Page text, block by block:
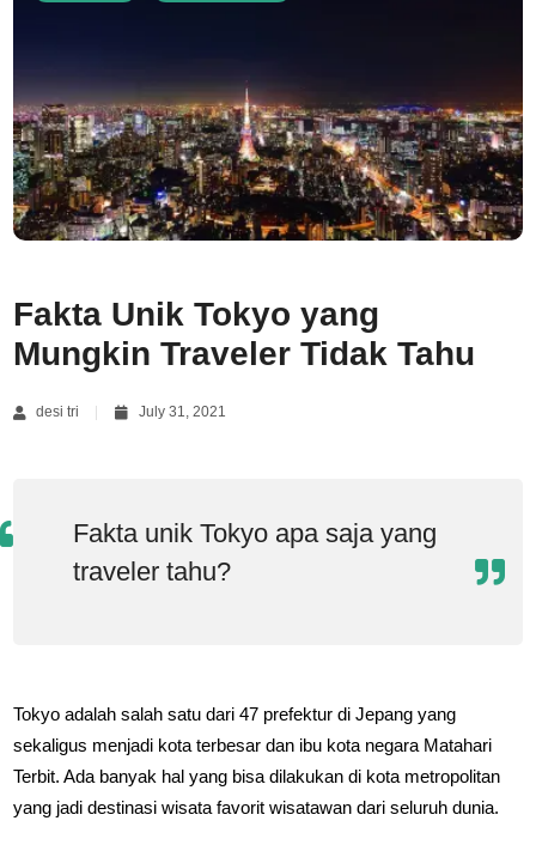
Fakta Unik Tokyo yang
Mungkin Traveler Tidak Tahu
desi tri July 31, 2021
Fakta unik Tokyo apa saja yang
traveler tahu?
Tokyo adalah salah satu dari 47 prefektur di Jepang yang
sekaligus menjadi kota terbesar dan ibu kota negara Matahari
Terbit. Ada banyak hal yang bisa dilakukan di kota metropolitan
yang jadi destinasi wisata favorit wisatawan dari seluruh dunia.